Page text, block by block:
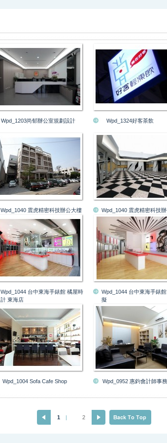
Wpd_1203尚郁辦公室規劃設計 Wpd_1324好客茶飲
Wpd_1040 震虎精密科技辦公大樓 Wpd_1040 震虎精密科技
Wpd_1044 台中東海手錶館 橘屋時
計 東海店
Wpd_1044 台中東海手錶
擬
Wpd_1004 Sofa Cafe Shop Wpd_0952 惠鈞會計師事
1 | 2